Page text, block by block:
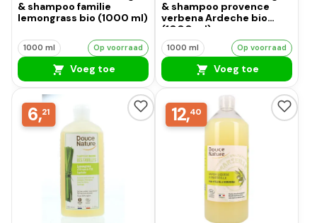
& shampoo familie
lemongrass bio (1000 ml)
1000 ml Op voorraad
Voeg toe
& shampoo provence
verbena Ardeche bio
(1000 ml)
1000 ml Op voorraad
Voeg toe
6,21 12,40